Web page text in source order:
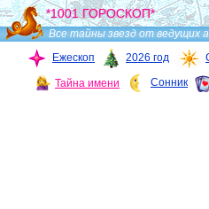
*1001 ГОРОСКОП*
Все тайны звезд от ведущих
Ежескоп
2026 год
Тайна имени Сонник